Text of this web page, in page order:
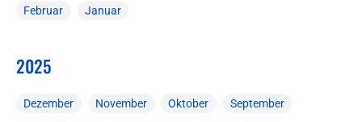
Februar Januar
2025
Dezember November Oktober September